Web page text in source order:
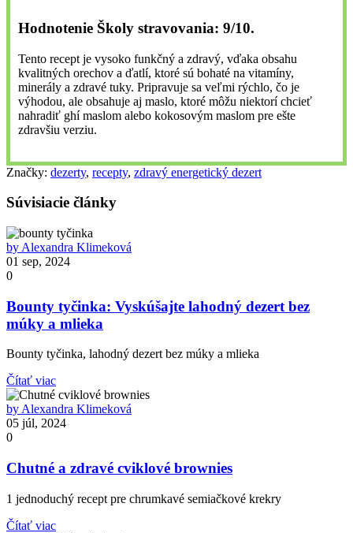
Hodnotenie Školy stravovania: 9/10.
Tento recept je vysoko funkčný a zdravý, vďaka obsahu
kvalitných orechov a ďatlí, ktoré sú bohaté na vitamíny,
minerály a zdravé tuky. Pripravuje sa veľmi rýchlo, čo je
výhodou, ale obsahuje aj maslo, ktoré môžu niektorí chcieť
nahradiť ghí maslom alebo kokosovým maslom pre ešte
zdravšiu verziu.
Značky: dezerty, recepty, zdravý energetický dezert
Súvisiacie články
by Alexandra Klimeková
01 sep, 2024
0
Bounty tyčinka: Vyskúšajte lahodný dezert bez
múky a mlieka
Bounty tyčinka, lahodný dezert bez múky a mlieka
Čítať viac
by Alexandra Klimeková
05 júl, 2024
0
Chutné a zdravé cviklové brownies
1 jednoduchý recept pre chrumkavé semiačkové krekry
Čítať viac